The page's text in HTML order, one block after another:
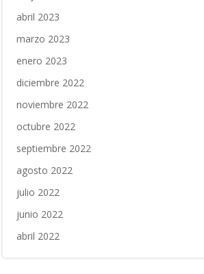
abril 2023
marzo 2023
enero 2023
diciembre 2022
noviembre 2022
octubre 2022
septiembre 2022
agosto 2022
julio 2022
junio 2022
abril 2022